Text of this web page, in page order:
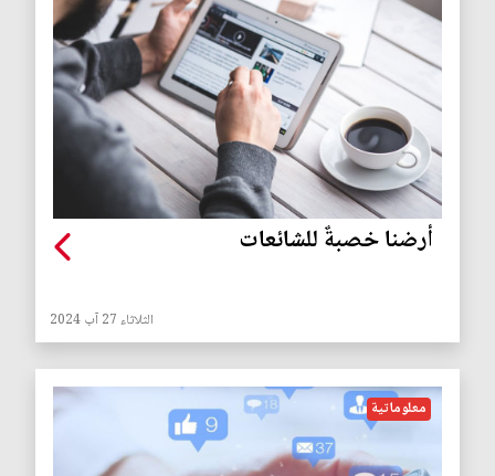
أرضنا خصبةٌ للشائعات
الثلاثاء 27 آب 2024
معلوماتية